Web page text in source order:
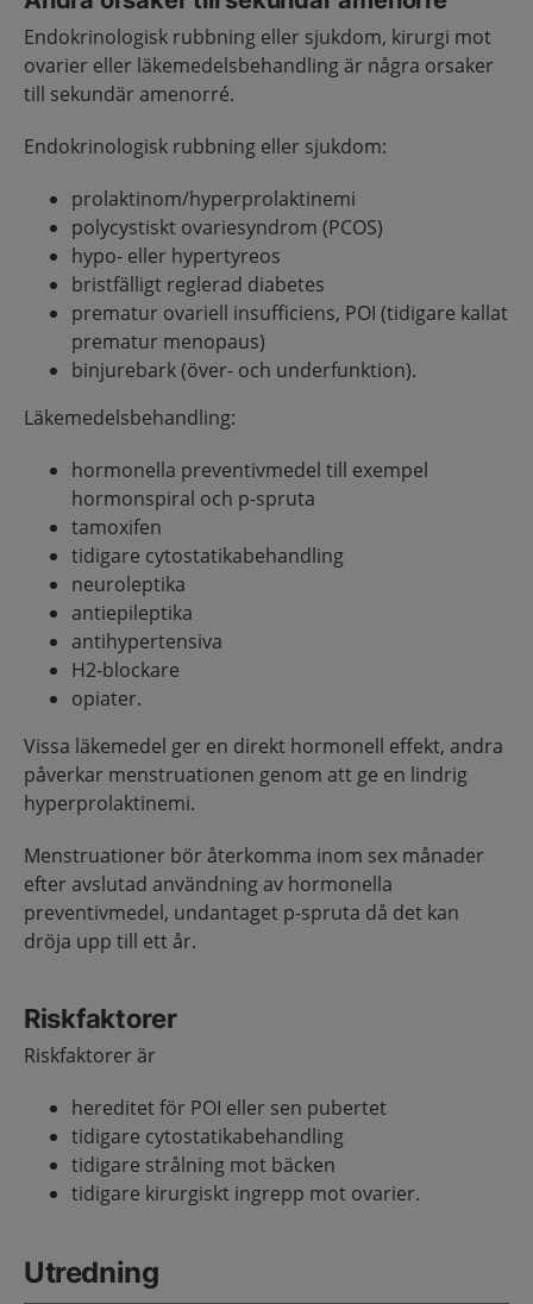
Endokrinologisk rubbning eller sjukdom, kirurgi mot
ovarier eller läkemedelsbehandling är några orsaker
till sekundär amenorré.
Endokrinologisk rubbning eller sjukdom:
prolaktinom/hyperprolaktinemi
polycystiskt ovariesyndrom (PCOS)
hypo- eller hypertyreos
bristfälligt reglerad diabetes
prematur ovariell insufficiens, POI (tidigare kallat
prematur menopaus)
binjurebark (över- och underfunktion).
Läkemedelsbehandling:
hormonella preventivmedel till exempel
hormonspiral och p-spruta
tamoxifen
tidigare cytostatikabehandling
neuroleptika
antiepileptika
antihypertensiva
H2-blockare
opiater.
Vissa läkemedel ger en direkt hormonell effekt, andra
påverkar menstruationen genom att ge en lindrig
hyperprolaktinemi.
Menstruationer bör återkomma inom sex månader
efter avslutad användning av hormonella
preventivmedel, undantaget p-spruta då det kan
dröja upp till ett år.
Riskfaktorer
Riskfaktorer är
hereditet för POI eller sen pubertet
tidigare cytostatikabehandling
tidigare strålning mot bäcken
tidigare kirurgiskt ingrepp mot ovarier.
Utredning